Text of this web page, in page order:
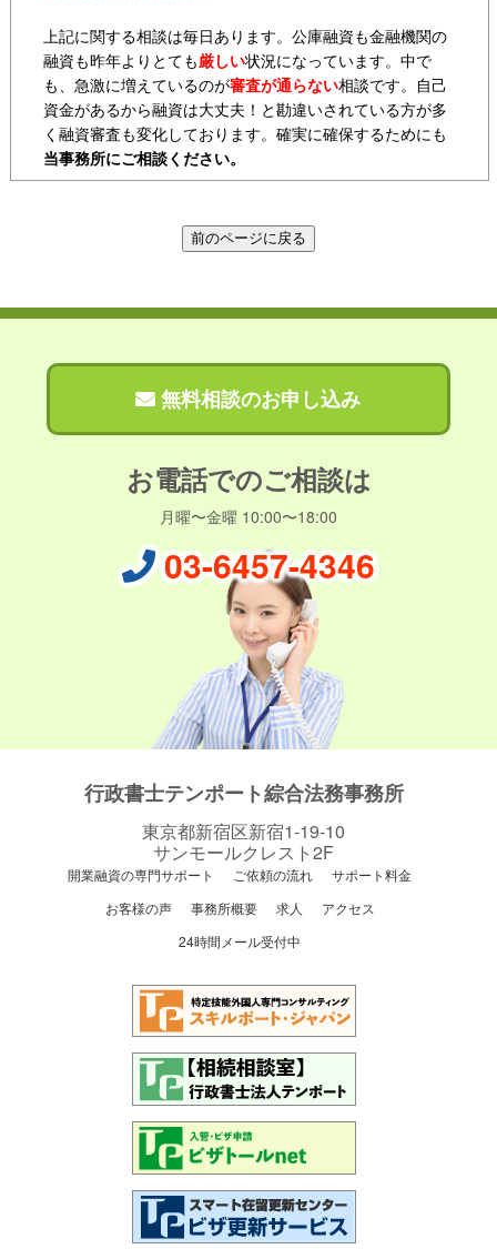
上記に関する相談は毎日あります。公庫融資も金融機関の
融資も昨年よりとても厳しい状況になっています。中で
も、急激に増えているのが審査が通らない相談です。自己
資金があるから融資は大丈夫！と勘違いされている方が多
く融資審査も変化しております。確実に確保するためにも
当事務所にご相談ください。
無料相談のお申し込み
お電話でのご相談は
月曜〜金曜 10:00〜18:00
03-6457-4346
行政書士テンポート綜合法務事務所
東京都新宿区新宿1-19-10
サンモールクレスト2F
開業融資の専門サポート ご依頼の流れ
サポート料金
お客様の声
事務所概要 求人
アクセス
24時間メール受付中